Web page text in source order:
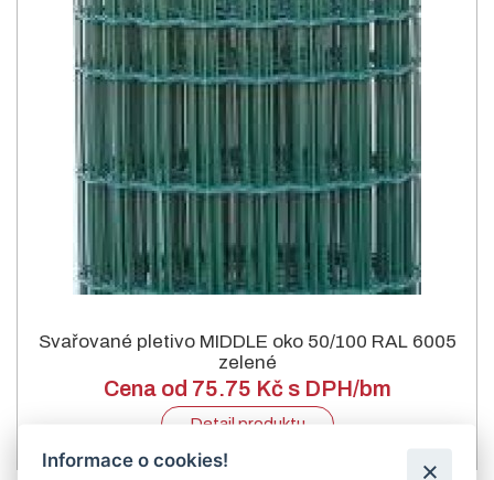
Svařované pletivo MIDDLE oko 50/100 RAL 6005
zelené
Cena od 75.75 Kč s DPH/bm
Detail produktu
Informace o cookies!